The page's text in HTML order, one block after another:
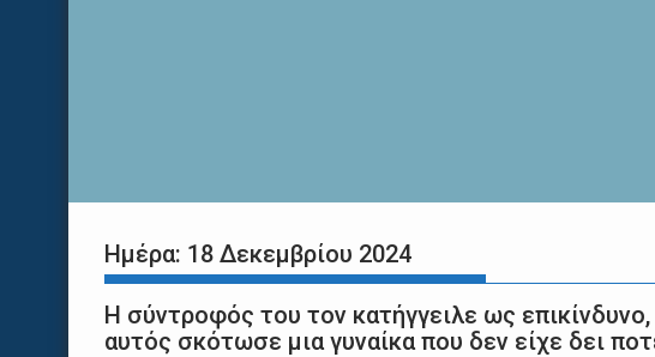
Ημέρα: 18 Δεκεμβρίου 2024
Η σύντροφός του τον κατήγγειλε ως
αυτός σκότωσε μια γυναίκα που δεν είχε δει